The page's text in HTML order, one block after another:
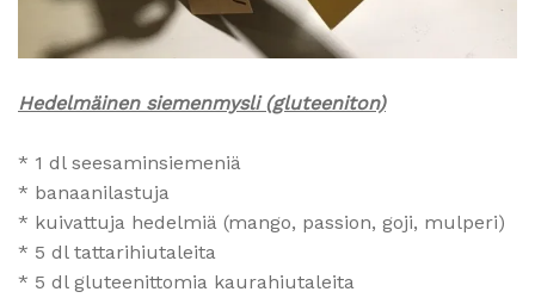
Hedelmäinen siemenmysli (gluteeniton)
* 1 dl seesaminsiemeniä
* banaanilastuja
* kuivattuja hedelmiä (mango, passion, goji, mulperi)
* 5 dl tattarihiutaleita
* 5 dl gluteenittomia kaurahiutaleita